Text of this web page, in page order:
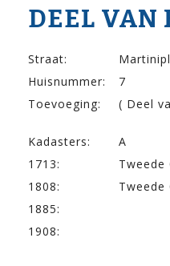
DEEL VAN
Straat:
Huisnummer:
7
Toevoeging:
( Deel
Kadasters:
A
1713:
Tweede
1808:
Tweede
1885:
1908: